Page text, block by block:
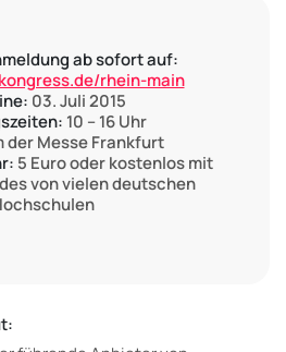
ab sofort auf:
rhein-main
03. Juli 2015
10 – 16 Uhr
der Messe Frankfurt
5 Euro oder kostenlos mit
von vielen deutschen